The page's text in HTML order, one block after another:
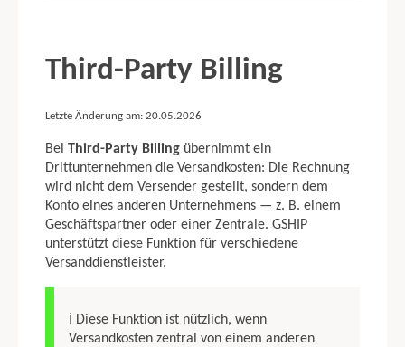
Third-Party Billing
Letzte Änderung am: 20.05.2026
Bei Third-Party Billing übernimmt ein
Drittunternehmen die Versandkosten: Die Rechnung
wird nicht dem Versender gestellt, sondern dem
Konto eines anderen Unternehmens — z. B. einem
Geschäftspartner oder einer Zentrale. GSHIP
unterstützt diese Funktion für verschiedene
Versanddienstleister.
ℹ Diese Funktion ist nützlich, wenn
Versandkosten zentral von einem anderen
2.2 Installation
2.3 Lizenz Aktivierung
2.5 Verpackungen verwalten
2.7 eigene Benutzerfelder definieren
2.8 Scan Modus einrichten
2.9 Zuordnung der Adressfelder
2.10 Zollerklärung hinzufügen
2.11 Automatische Retouren
2.12 Abweichende Absender Adresse einrichten
2.15 Tagesabschluss erstellen
2.16 Support anfordern